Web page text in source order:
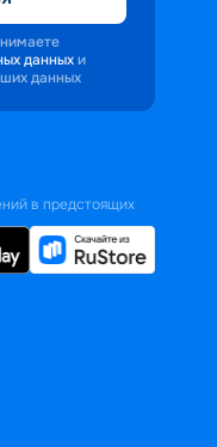
данных и
данных
в предстоящих